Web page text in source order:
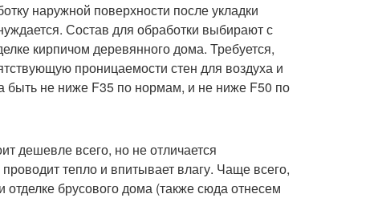
наружной поверхности после укладки
Состав для обработки выбирают с
кирпичом деревянного дома. Требуется,
проницаемости стен для воздуха и
быть не ниже F35 по нормам, и не ниже F50 по
дешевле всего, но не отличается
тепло и впитывает влагу. Чаще всего,
брусового дома (также сюда отнесем